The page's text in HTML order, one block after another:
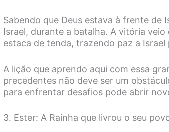
Sabendo que Deus estava à frente de
Israel, durante a batalha. A vitória
estaca de tenda, trazendo paz a
A lição que aprendo aqui com essa
precedentes não deve ser um
para enfrentar desafios pode abrir
3. Ester: A Rainha que livrou o seu